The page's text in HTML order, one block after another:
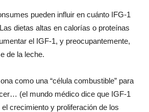
pueden influir en cuánto IFG-1
dietas altas en calorías o proteínas
el IGF-1, y preocupantemente,
de la leche.
como una “célula combustible” para
(el mundo médico dice que IGF-1
crecimiento y proliferación de los